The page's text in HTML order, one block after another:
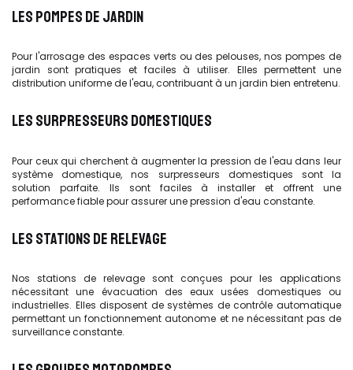
LES POMPES DE JARDIN
Pour l'arrosage des espaces verts ou des pelouses, nos pompes de
jardin sont pratiques et faciles à utiliser. Elles permettent une
distribution uniforme de l'eau, contribuant à un jardin bien entretenu.
LES SURPRESSEURS DOMESTIQUES
Pour ceux qui cherchent à augmenter la pression de l'eau dans leur
système domestique, nos surpresseurs domestiques sont la
solution parfaite. Ils sont faciles à installer et offrent une
performance fiable pour assurer une pression d'eau constante.
LES STATIONS DE RELEVAGE
Nos stations de relevage sont conçues pour les applications
nécessitant une évacuation des eaux usées domestiques ou
industrielles. Elles disposent de systèmes de contrôle automatique
permettant un fonctionnement autonome et ne nécessitant pas de
surveillance constante.